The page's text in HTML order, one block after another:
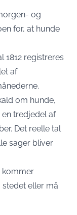
og
for, at hunde
1812 registreres
af
om hunde,
tredjedel af
Det reelle tal
sager bliver
kommer
eller må